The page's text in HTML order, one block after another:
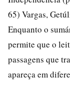
65) Vargas,
Enquanto o
permite que o
passagens que
apareça em